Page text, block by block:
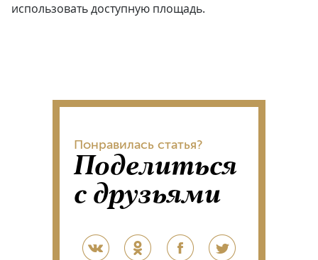
использовать доступную площадь.
Понравилась статья?
Поделиться
с друзьями